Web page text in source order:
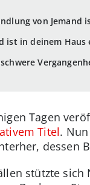
von Jemand
ist in deinem
Tagen
Titel.
dessen
stützte